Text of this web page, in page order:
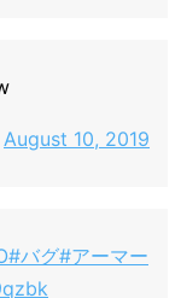
August 10, 2019
#バグ#アーマー